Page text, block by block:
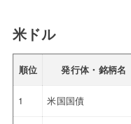
米ドル
順位 発行体・銘柄名
1 米国国債